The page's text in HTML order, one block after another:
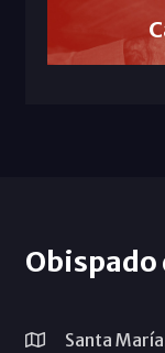
Obispado
Santa